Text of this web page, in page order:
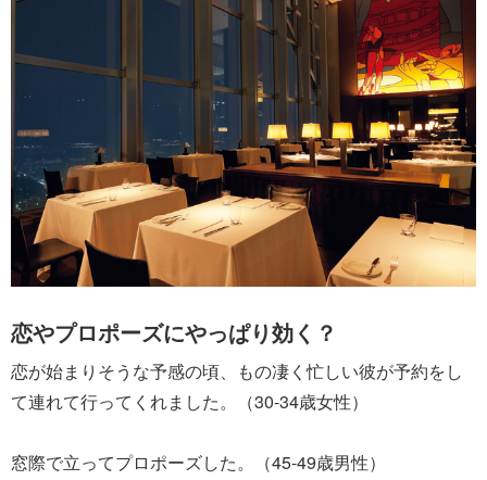
恋やプロポーズにやっぱり効く？
恋が始まりそうな予感の頃、もの凄く忙しい彼が予約をし
て連れて行ってくれました。（30-34歳女性）
窓際で立ってプロポーズした。（45-49歳男性）